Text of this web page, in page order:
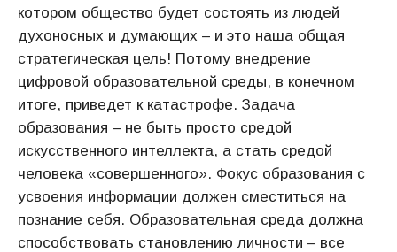
котором общество будет состоять из людей
духоносных и думающих – и это наша общая
стратегическая цель! Потому внедрение
цифровой образовательной среды, в конечном
итоге, приведет к катастрофе. Задача
образования – не быть просто средой
искусственного интеллекта, а стать средой
человека «совершенного». Фокус образования с
усвоения информации должен сместиться на
познание себя. Образовательная среда должна
способствовать становлению личности – все